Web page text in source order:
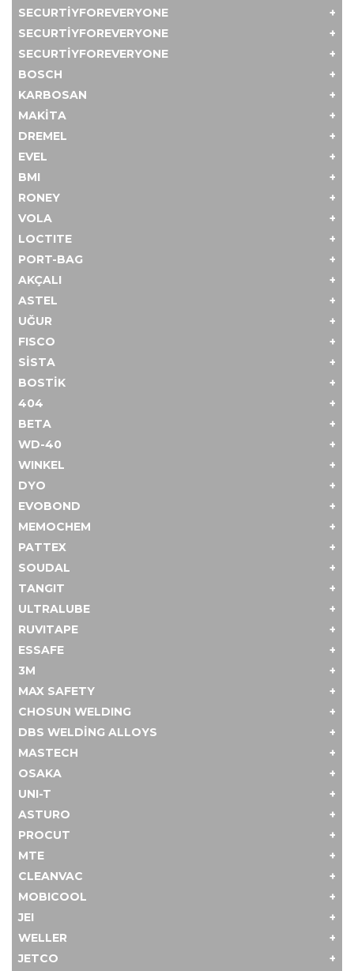
SECURTIYFOREVERYONE
SECURTIYFOREVERYONE
SECURTIYFOREVERYONE
BOSCH
KARBOSAN
MAKITA
DREMEL
EVEL
BMI
RONEY
VOLA
LOCTITE
PORT-BAG
AKÇALI
ASTEL
UĞUR
FISCO
SİSTA
BOSTİK
404
BETA
WD-40
WINKEL
DYO
EVOBOND
MEMOCHEM
PATTEX
SOUDAL
TANGIT
ULTRALUBE
RUVITAPE
ESSAFE
3M
MAX SAFETY
CHOSUN WELDING
DBS WELDING ALLOYS
MASTECH
OSAKA
UNI-T
ASTURO
PROCUT
MTE
CLEANVAC
MOBICOOL
JEI
WELLER
JETCO